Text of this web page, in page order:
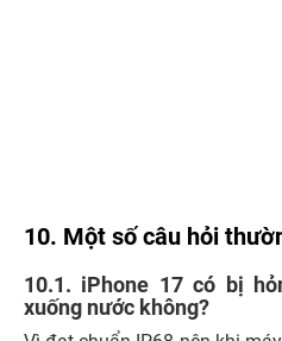
10. Một số câu hỏi
10.1. iPhone 17 có bị
xuống nước không?